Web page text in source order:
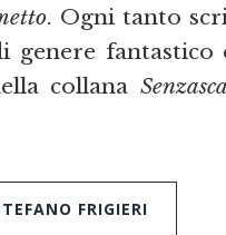
. Ogni tanto
genere fantastico
collana
FRIGIERI